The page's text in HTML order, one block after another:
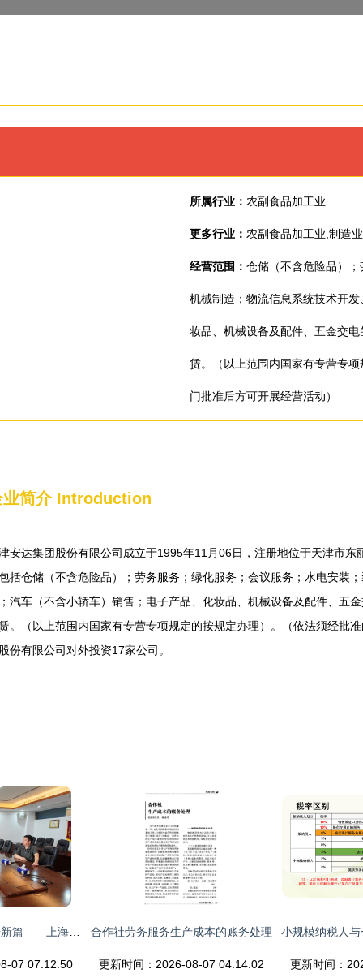
所属行业： 农副食品加工业
更多行业： 农副食品加工业,制造业
经营范围： 仓储（不含危险品）
机械制造；物流信息系统技术开
妆品、机械设备及配件、五金交
赁。（以上范围内国家有专营专
门批准后方可开展经营活动）
业简介Introduction
安达集团股份有限公司成立于1995年11月06日，注册地位于天津市
括仓储（不含危险品）；劳务服务；绿化服务；会议服务；水电安装
汽车（不含小轿车）销售；电子产品、化妆品、机械设备及配件、五
。（以上范围内国家有专营专项规定的按规定办理）。（依法须经批
份有限公司对外投资17家公司。
07 07:12:50
合作社劳务服务生产成本的账务处理
更新时间：2026-08-07 04:14:02 更新时间：